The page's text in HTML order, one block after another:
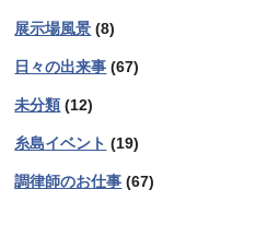
展示場風景 (8)
日々の出来事 (67)
未分類 (12)
糸島イベント (19)
調律師のお仕事 (67)